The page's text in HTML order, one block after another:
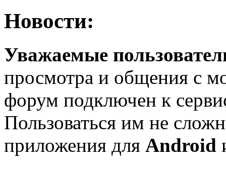
Новости:
Уважаемые
просмотра и общения с
форум подключен к
Пользоваться им не
приложения для Android